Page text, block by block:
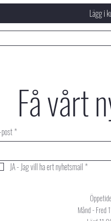
Lägg i
Få vårt
*
JA - Jag vill ha ert nyhetsmail *
Månd - Fred